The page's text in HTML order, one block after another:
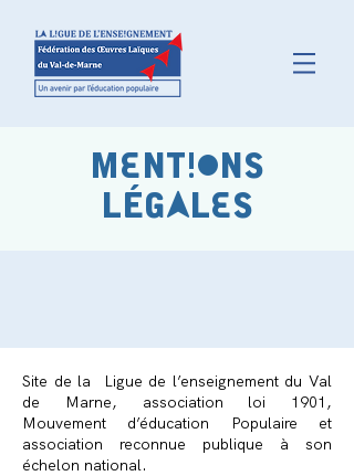
MENTIONS
LÉGALES
Site de la Ligue de l’enseignement du Val
de Marne, association loi 1901,
Mouvement d’éducation Populaire et
association reconnue publique à son
échelon national.